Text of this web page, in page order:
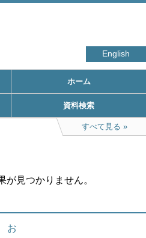
English
ホーム
資料検索
すべて見る
が見つかりません。
お